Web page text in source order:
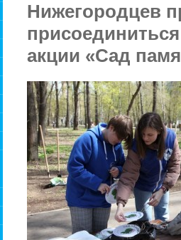
Нижегородцев
акции «Сад